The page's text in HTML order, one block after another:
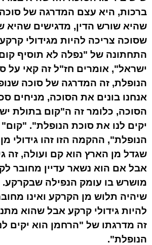
ברכות, היא עצם המדרגה של סוכה
שהיא שורש הדין, מדגישים שהיא
שסוכה צריכה להיות מגידולי
התחתונה של "נפלה לא תוסיף
ישראל", אומרים חז"ל זה קאי על
הנופלת, זה המדרגה של סוכה
אנחנו בונים את הסוכה, מניחים
הסוכה, כלומר זה ה"קום בתולת
יקים לנו את סוכת הנופלת". "קום"
הנופלת", ההקמה הזו זהו גידולי
שגדל מן הארץ הוא קם ועולה, זה
אבל אם הוא נשאר עדיין מחובר
מושרש בו עומק הנפילה שבקרקע.
שיהיה תלוש מן הקרקע ואינו
להיות גידולי קרקע אבל שהוא
זה מדרגתו של "הרחמן הוא יקים
הנופלת".